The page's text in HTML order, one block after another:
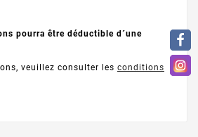
pourra être déductible d´une
veuillez consulter les conditions